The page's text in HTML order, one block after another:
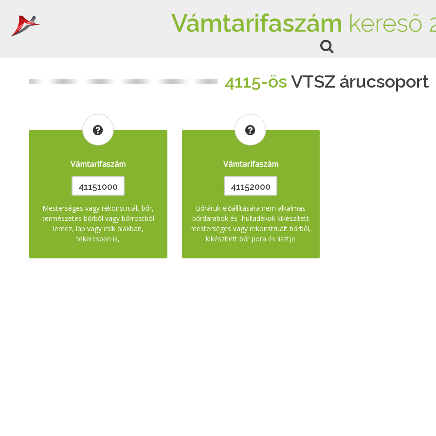
Vámtarifaszám kereső
4115-ös VTSZ árucsoport
Vámtarifaszám
41151000
Mesterséges vagy rekonstruált bőr,
természetes bőrből vagy bőrrostból
lemez, lap vagy csík alakban,
tekercsben is,
Vámtarifaszám
41152000
Bőráruk előállítására nem alkalmas
bőrdarabok és -hulladékok kikészített
mesterséges vagy rekonstruált bőrből,
kikészített bőr pora és lisztje